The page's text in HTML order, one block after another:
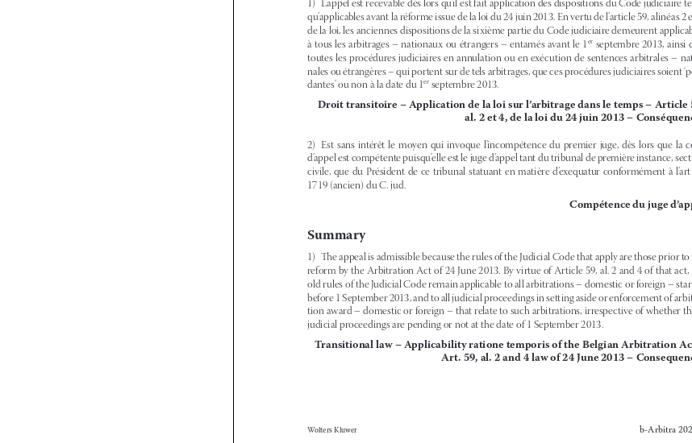


 
  






 
Wolters Kluwer b-Arbitra 2021/1
Sommaire
L’appel est recevable dès lors qu’il est fait application des dispositions du Code judiciaire telles
qu’applicables avant la réforme issue de la loi du 24 juin 2013. En vertu de l’article 59, alinéas 2 et 4,
de la loi, les anciennes dispositions de la sixième partie du Code judiciaire demeurent applicables
à tous les arbitrages – nationaux ou étrangers – entamés avant le 1
septembre 2013, ainsi qu’à
toutes les procédures judiciaires en annulation ou en exécution de sentences arbitrales – natio
nales ou étrangères – qui portent sur de tels arbitrages, que ces procédures judiciaires soient ‘pen-
dantes’ ou non à la date du 1er septembre 2013.
Droit transitoire – Application de la loi sur l’arbitrage dans le temps – Article 59,
al . 2 et 4, de la loi du 24 juin 2013 – Conséquences
d’appel est compétente puisqu’elle est le juge d’appel tant du tribunal de première instance, section
civile,  que  du  Président  de  ce  tribunal  statuant  en  matière  d’exequatur  conformément  à  l’article
1719 (ancien) du C. jud.
Compétence du juge d’appel
Summary
The appeal is admissible because the rules of the Judicial Code that apply are those prior to the
old rules of the Judicial Code remain applicable to all arbitrations – domestic or foreign – started
before 1 September 2013, and to all judicial proceedings in setting aside or enforcement of arbitra
tion award – domestic or foreign – that relate to such arbitrations, irrespective of whether these
judicial proceedings are pending or not at the date of 1 September 2013.
Transitional law – Applicability ratione temporis of the Belgian Arbitration Act –
Art . 59, al . 2 and 4 law of 24 June 2013 – Consequences